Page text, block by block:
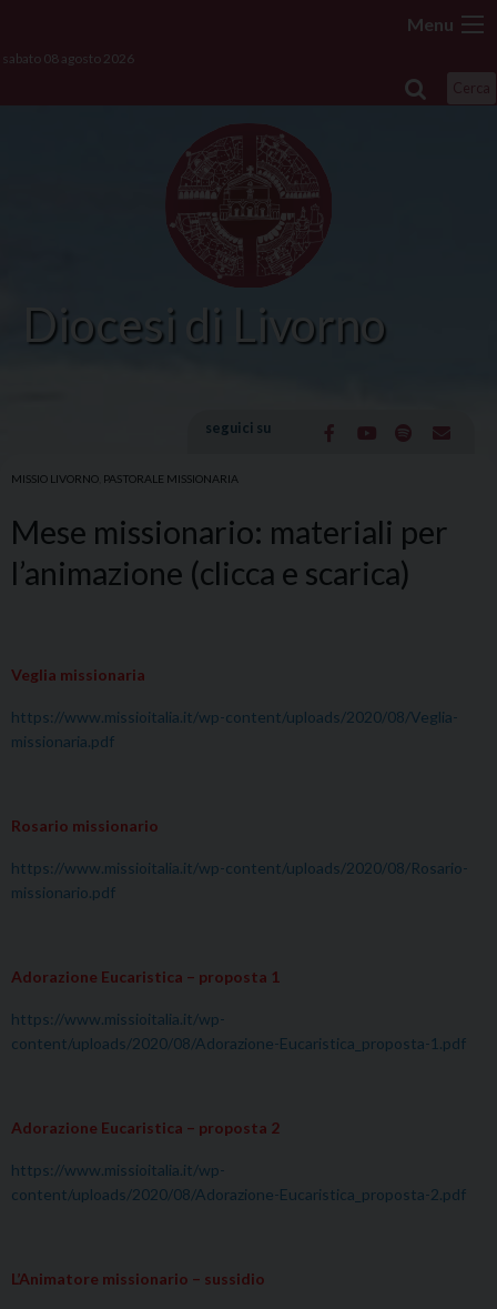
content
Menu
sabato 08 agosto 2026
Diocesi di Livorno
seguici su
MISSIO LIVORNO PASTORALE MISSIONARIA
Mese missionario: materiali per
l’animazione (clicca e scarica)
Veglia missionaria
https://www.missioitalia.it/wp-content/uploads/2020/08/Veglia-
missionaria.pdf
Rosario missionario
https://www.missioitalia.it/wp-content/uploads/2020/08/Rosario-
missionario.pdf
Adorazione Eucaristica – proposta 1
https://www.missioitalia.it/wp-
content/uploads/2020/08/Adorazione-Eucaristica_proposta-1.pdf
Adorazione Eucaristica – proposta 2
https://www.missioitalia.it/wp-
content/uploads/2020/08/Adorazione-Eucaristica_proposta-2.pdf
L’Animatore missionario – sussidio